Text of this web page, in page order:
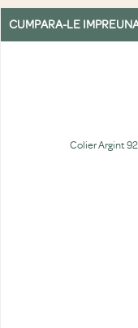
CUMPARA-LE
Colier Argint